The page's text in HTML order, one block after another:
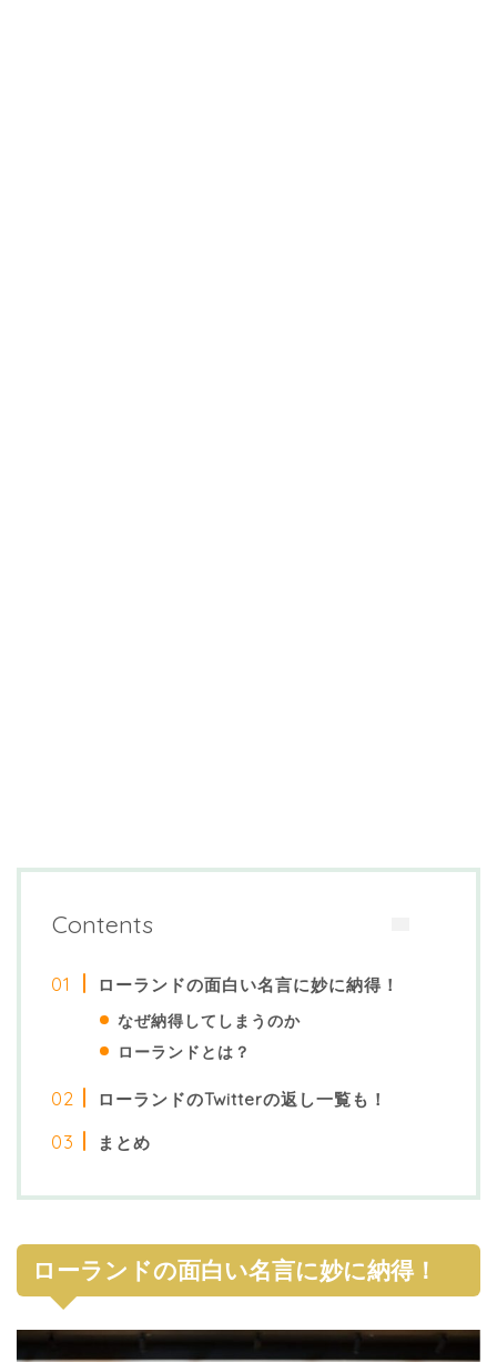
Contents
ローランドの面白い名言に妙に納得！
なぜ納得してしまうのか
ローランドとは？
ローランドのTwitterの返し一覧も！
まとめ
ローランドの面白い名言に妙に納得！